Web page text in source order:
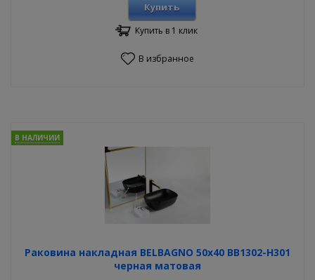
Купить
Купить в 1 клик
В избранное
Раковина накладная BELBAGNO 50х40 BB1302-H301
черная матовая
В НАЛИЧИИ